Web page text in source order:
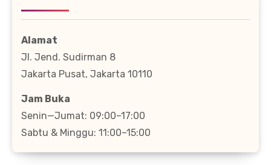
Alamat
Jl. Jend. Sudirman 8
Jakarta Pusat, Jakarta 10110
Jam Buka
Senin—Jumat: 09:00–17:00
Sabtu & Minggu: 11:00–15:00